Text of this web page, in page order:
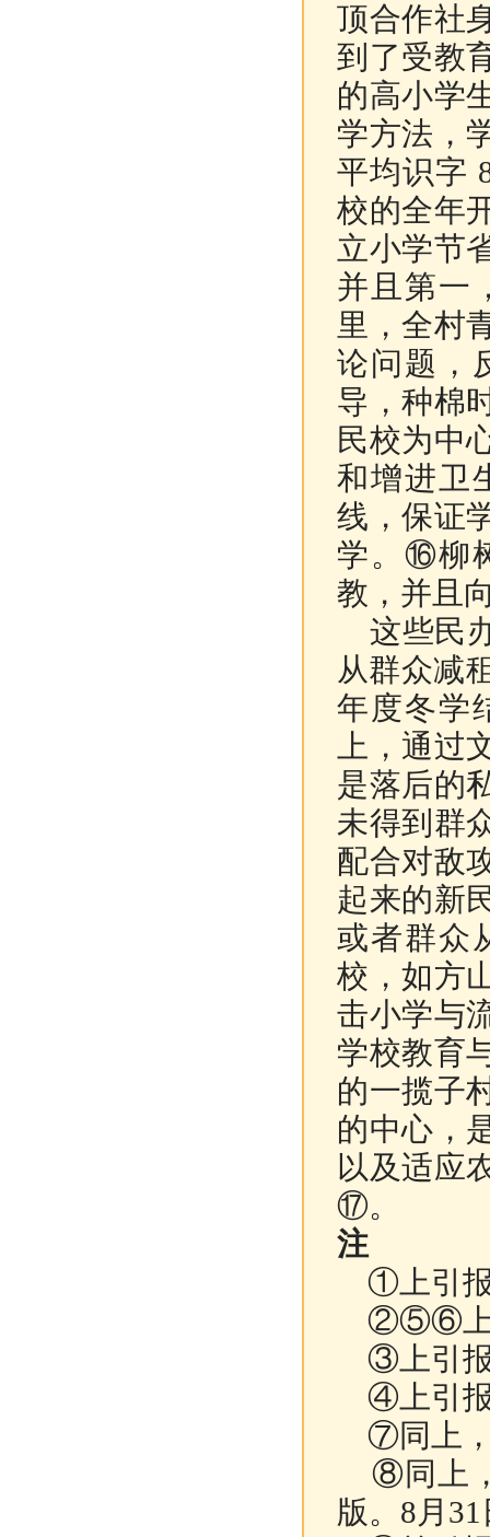
顶合作社
到了受教
的高小学
学方法，
平均识字
校的全年
立小学节
并且第一
里，全村
论问题，
导，种棉
民校为中
和增进卫
线，保证
学。⑯柳
教，并且
这些民
从群众减
年度冬学
上，通过
是落后的
未得到群
配合对敌
起来的新
或者群众
校，如方
击小学与
学校教育
的一揽子
的中心，
以及适应
⑰。
注
①上引报
②⑤⑥上
③上引报
④上引报
⑦同上，
⑧同上，
版。8月